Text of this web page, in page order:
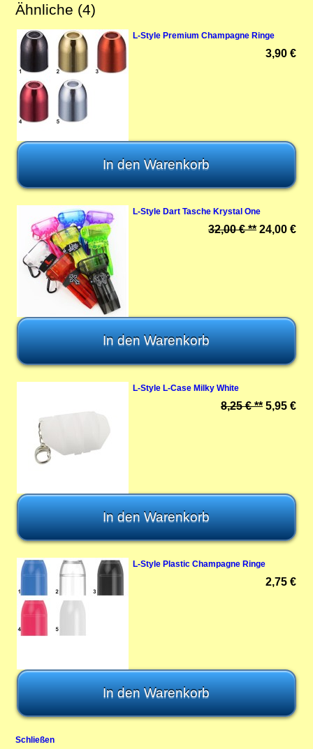
Ähnliche (4)
L-Style Premium Champagne Ringe
3,90 €
L-Style Dart Tasche Krystal One
32,00 € ** 24,00 €
L-Style L-Case Milky White
8,25 € ** 5,95 €
L-Style Plastic Champagne Ringe
2,75 €
Schließen